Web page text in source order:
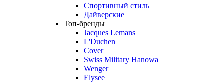
Спортивный стиль
Дайверские
Топ-бренды
Jacques Lemans
L'Duchen
Cover
Swiss Military Hanowa
Wenger
Elysee